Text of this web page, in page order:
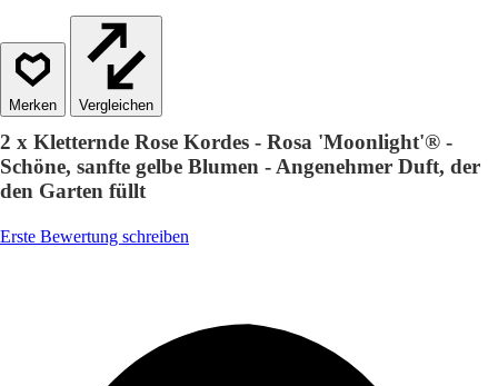
Vergleichen
2 x Kletternde Rose Kordes - Rosa 'Moonlight'® -
Schöne, sanfte gelbe Blumen - Angenehmer Duft, der
den Garten füllt
Erste Bewertung schreiben